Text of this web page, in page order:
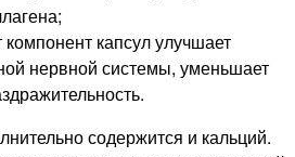
капсул улучшает
нервной системы, уменьшает
содержится и кальций.